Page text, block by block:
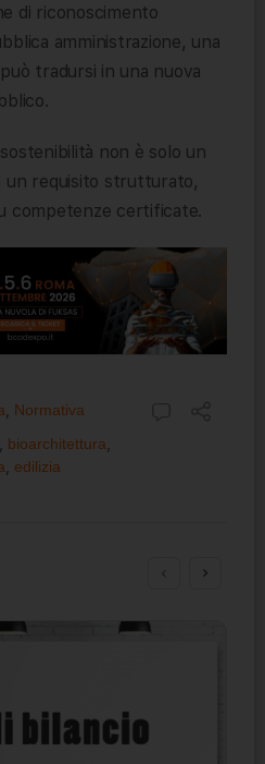
di riconoscimento
amministrazione, una
tradursi in una nuova
non è solo un
un requisito strutturato,
competenze certificate.
Normativa
bioarchitettura
edilizia